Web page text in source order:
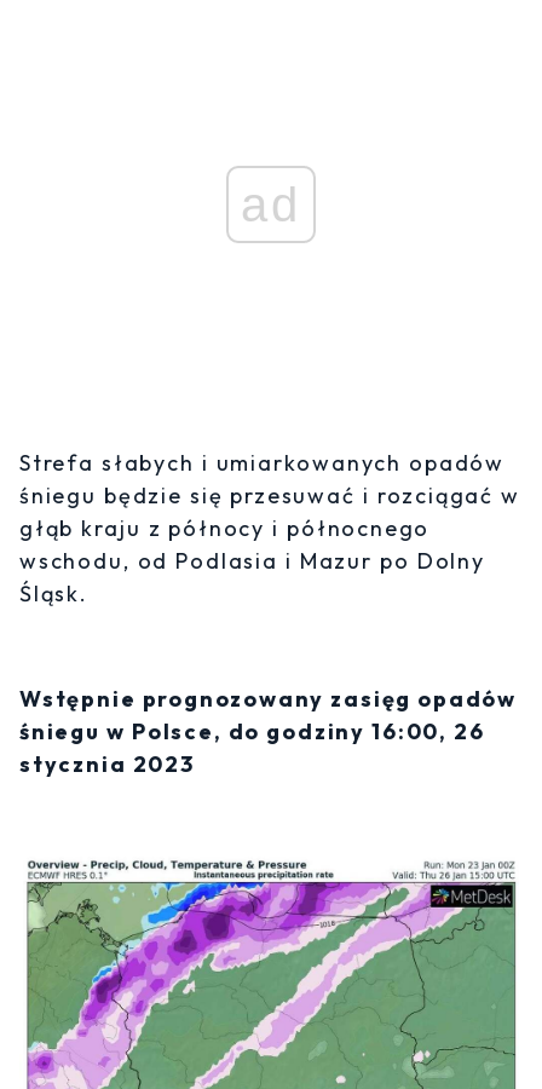
ad
Strefa słabych i umiarkowanych opadów
śniegu będzie się przesuwać i rozciągać w
głąb kraju z północy i północnego
wschodu, od Podlasia i Mazur po Dolny
Śląsk.
Wstępnie prognozowany zasięg opadów
śniegu w Polsce, do godziny 16:00, 26
stycznia 2023